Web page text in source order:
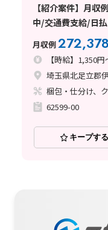
【紹介案件】月
中/交通費支給/日
月収例272,378
【時給】1,350円
埼玉県北足立郡
62599-00
キープする